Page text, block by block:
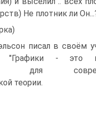
Не плотник ли
писал в своём
"Графики - это
для
теории.